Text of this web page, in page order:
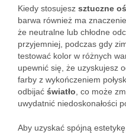
Kiedy stosujesz sztuczne
barwa również ma
że neutralne lub chłodne
przyjemniej, podczas gdy
testować kolor w różnych
upewnić się, że uzyskujesz
farby z wykończeniem
odbijać światło , co może
uwydatnić niedoskonałości
Aby uzyskać spójną